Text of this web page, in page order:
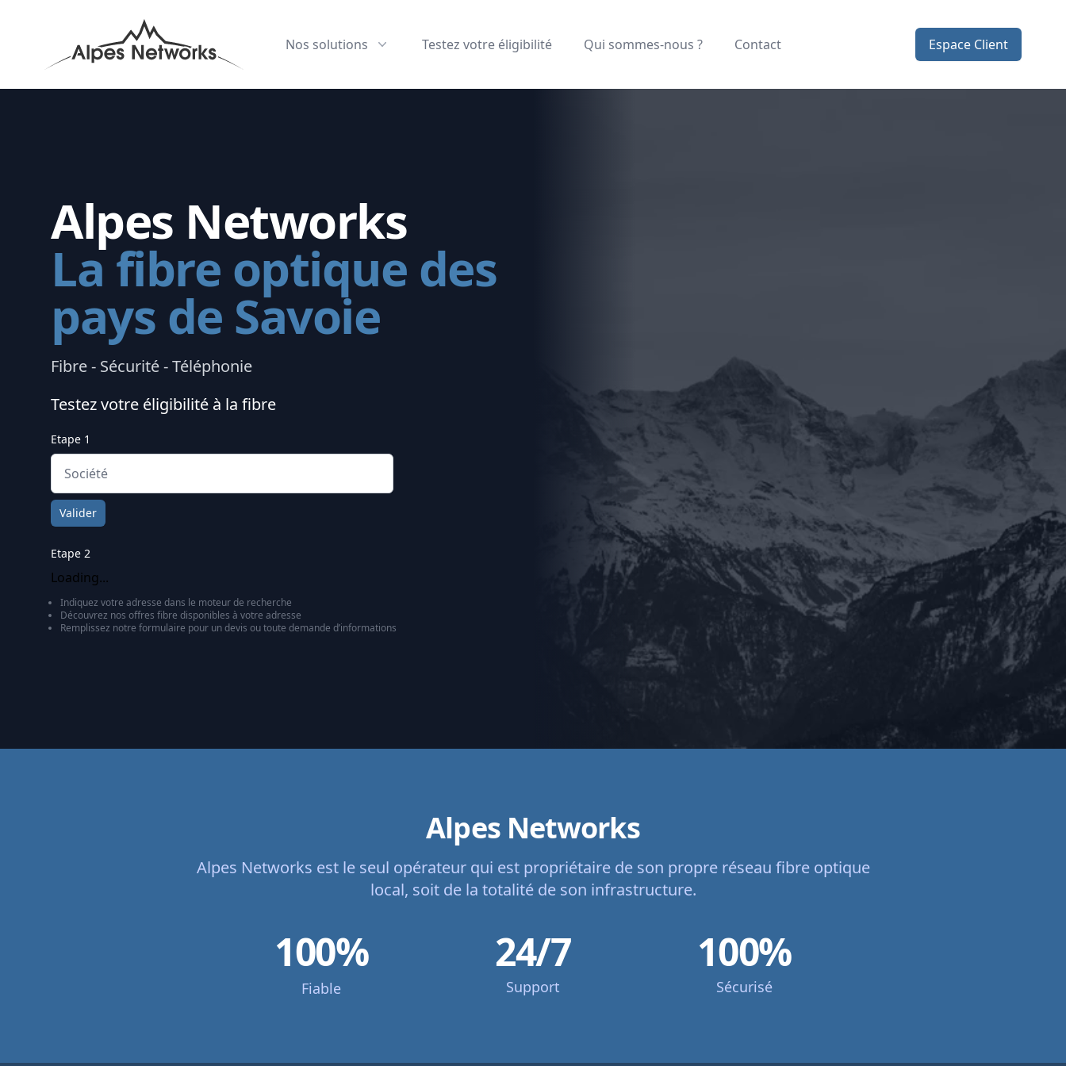
Alpes Networks
Nos solutions
Testez votre éligibilité Qui sommes-nous ? Contact Espace Client
Alpes Networks
La fibre optique des
pays de Savoie
Fibre- Sécurité-Téléphonie
Testez votre éligibilité à la fibre
Etape 1
Valider
Etape 2
Loading...
Indiquez votre adresse dans le moteur de recherche
Découvrez nos offres fibre disponibles à votre adresse
Remplissez notre formulaire pour un devis ou toute demande d’informations
Alpes Networks
Alpes Networks est le seul opérateur qui est propriétaire de son propre réseau fibre optique
local, soit de la totalité de son infrastructure.
Fiable
100%
Support
24/7
Sécurisé
100%